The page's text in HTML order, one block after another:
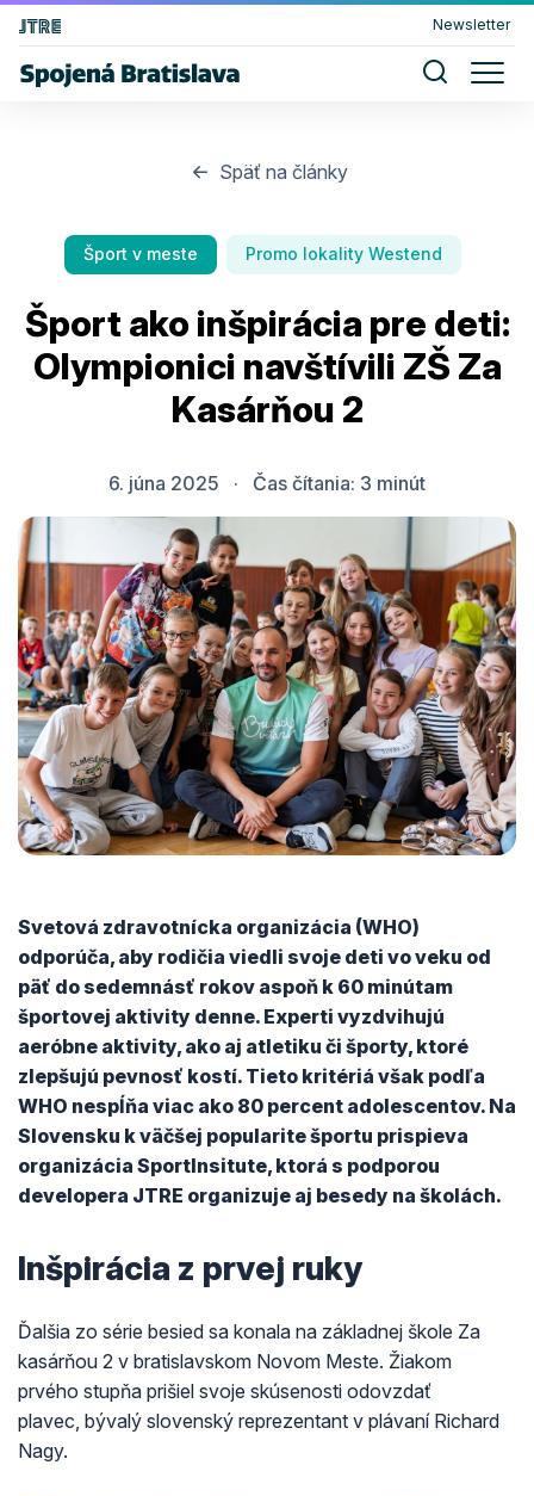
Newsletter
Späť na články
Šport v meste Promo lokality Westend
Šport ako inšpirácia pre deti:
Olympionici navštívili ZŠ Za
Kasárňou 2
6. júna 2025 · Čas čítania: 3 minút
Svetová zdravotnícka organizácia (WHO)
odporúča, aby rodičia viedli svoje deti vo veku od
päť do sedemnásť rokov aspoň k 60 minútam
športovej aktivity denne. Experti vyzdvihujú
aeróbne aktivity, ako aj atletiku či športy, ktoré
zlepšujú pevnosť kostí. Tieto kritériá však podľa
WHO nespĺňa viac ako 80 percent adolescentov. Na
Slovensku k väčšej popularite športu prispieva
organizácia SportInsitute, ktorá s podporou
developera JTRE organizuje aj besedy na školách.
Inšpirácia z prvej ruky
Ďalšia zo série besied sa konala na základnej škole Za
kasárňou 2 v bratislavskom Novom Meste. Žiakom
prvého stupňa prišiel svoje skúsenosti odovzdať
plavec, bývalý slovenský reprezentant v plávaní Richard
Nagy.